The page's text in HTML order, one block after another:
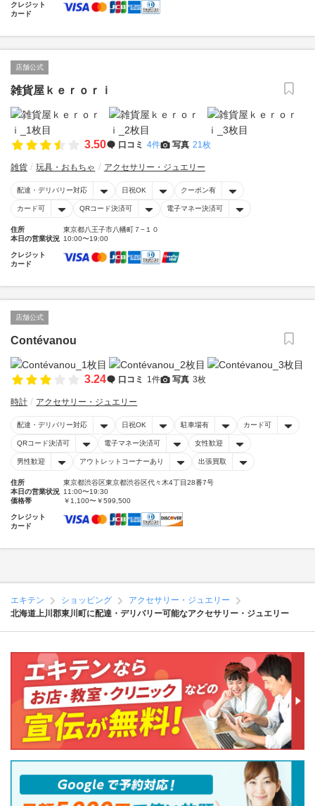
クレジット
カード
店舗公式
雑貨屋ｋｅｒｏｒｉ
3.50 口コミ 4件 写真 21枚
雑貨 玩具・おもちゃ アクセサリー・ジュエリー
配達・デリバリー対応 日祝OK クーポン有
カード可 QRコード決済可 電子マネー決済可
住所
東京都八王子市八幡町７−１０
本日の営業状況 10:00〜19:00
クレジット
カード
店舗公式
Contévanou
3.24 口コミ 1件 写真 3枚
時計 アクセサリー・ジュエリー
配達・デリバリー対応 日祝OK 駐車場有 カード可
QRコード決済可 電子マネー決済可 女性歓迎
男性歓迎 アウトレットコーナーあり 出張買取
住所
東京都渋谷区東京都渋谷区代々木4丁目28番7号
本日の営業状況 11:00〜19:30
価格帯
￥1,100〜￥599,500
クレジット
カード
エキテン ショッピング
アクセサリー・ジュエリー
北海道上川郡東川町に配達・デリバリー可能なアクセサリー・ジュエリー